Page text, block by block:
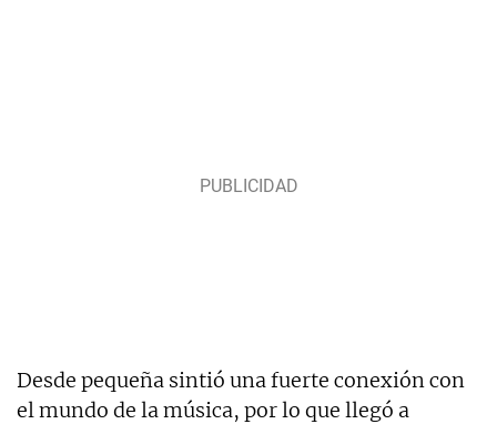
Desde pequeña sintió una fuerte conexión con
el mundo de la música, por lo que llegó a